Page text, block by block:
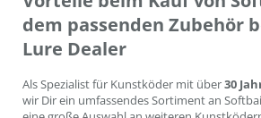
dem passenden Zubehör
Lure Dealer
Als Spezialist für Kunstköder mit über30
wir Dir ein umfassendes Sortiment an